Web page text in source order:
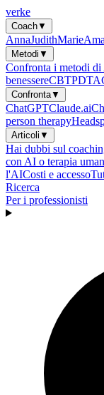
verke
Coach▼
AnnaJudithMarie
Metodi ▼
Confronta i metodi
benessereCBTPDT
Confronta▼
ChatGPTClaude.ai
person therapy
Articoli ▼
Hai dubbi sul
con AI o terapia
l'AICosti e accesso
Ricerca
Per i professionisti